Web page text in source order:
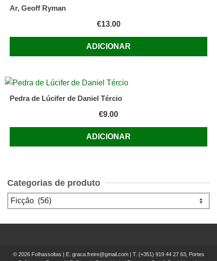
Ar, Geoff Ryman
€13.00
ADICIONAR
Pedra de Lúcifer de Daniel Tércio
€9.00
ADICIONAR
Categorias de produto
© 2026 Folhassoltas | E. graca.freire@gmail.com| T. (+351) 919 44 27 63, Portes